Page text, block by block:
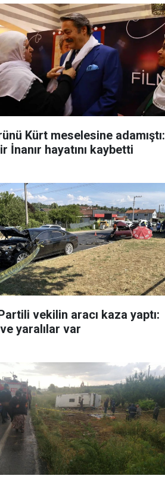
Kürt meselesine adamıştı:
İnanır hayatını kaybetti
vekilin aracı kaza yaptı:
yaralılar var